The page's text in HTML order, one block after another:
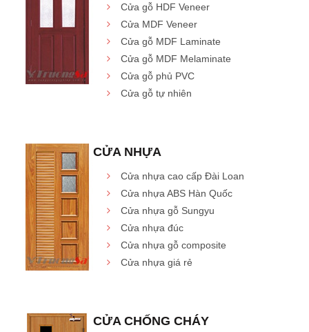
Cửa gỗ HDF Veneer
Cửa MDF Veneer
Cửa gỗ MDF Laminate
Cửa gỗ MDF Melaminate
Cửa gỗ phủ PVC
Cửa gỗ tự nhiên
CỬA NHỰA
Cửa nhựa cao cấp Đài Loan
Cửa nhựa ABS Hàn Quốc
Cửa nhựa gỗ Sungyu
Cửa nhựa đúc
Cửa nhựa gỗ composite
Cửa nhựa giá rẻ
CỬA CHỐNG CHÁY